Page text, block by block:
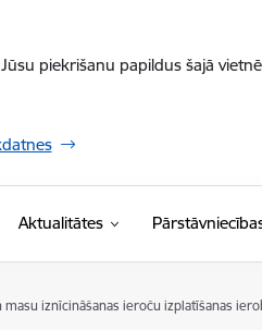
piekrišanu papildus šajā
Aktualitātes
iznīcināšanas ieroču izplatīšanas